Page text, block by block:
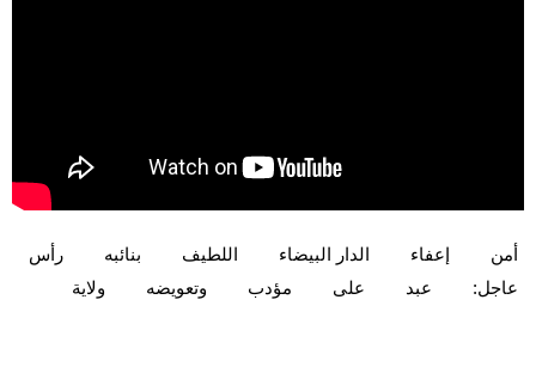
أمن إعفاء الدار البيضاء‎ اللطيف بنائبه
رأس
عاجل:
عبد على مؤدب وتعويضه ولاية